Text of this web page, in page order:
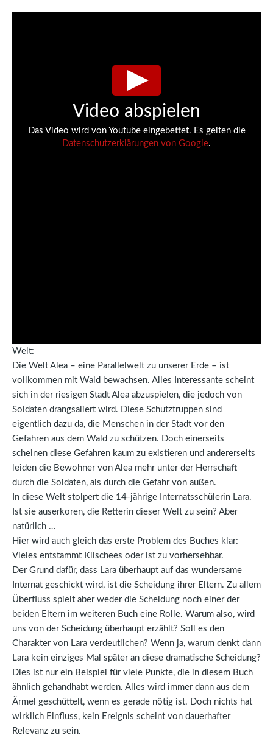
Video abspielen
Das Video wird von Youtube eingebettet. Es gelten die
Datenschutzerklärungen von Google.
Welt:
Die Welt Alea – eine Parallelwelt zu unserer Erde – ist
vollkommen mit Wald bewachsen. Alles Interessante scheint
sich in der riesigen Stadt Alea abzuspielen, die jedoch von
Soldaten drangsaliert wird. Diese Schutztruppen sind
eigentlich dazu da, die Menschen in der Stadt vor den
Gefahren aus dem Wald zu schützen. Doch einerseits
scheinen diese Gefahren kaum zu existieren und andererseits
leiden die Bewohner von Alea mehr unter der Herrschaft
durch die Soldaten, als durch die Gefahr von außen.
In diese Welt stolpert die 14-jährige Internatsschülerin Lara.
Ist sie auserkoren, die Retterin dieser Welt zu sein? Aber
natürlich …
Hier wird auch gleich das erste Problem des Buches klar:
Vieles entstammt Klischees oder ist zu vorhersehbar.
Der Grund dafür, dass Lara überhaupt auf das wundersame
Internat geschickt wird, ist die Scheidung ihrer Eltern. Zu allem
Überfluss spielt aber weder die Scheidung noch einer der
beiden Eltern im weiteren Buch eine Rolle. Warum also, wird
uns von der Scheidung überhaupt erzählt? Soll es den
Charakter von Lara verdeutlichen? Wenn ja, warum denkt dann
Lara kein einziges Mal später an diese dramatische Scheidung?
Dies ist nur ein Beispiel für viele Punkte, die in diesem Buch
ähnlich gehandhabt werden. Alles wird immer dann aus dem
Ärmel geschüttelt, wenn es gerade nötig ist. Doch nichts hat
wirklich Einfluss, kein Ereignis scheint von dauerhafter
Relevanz zu sein.